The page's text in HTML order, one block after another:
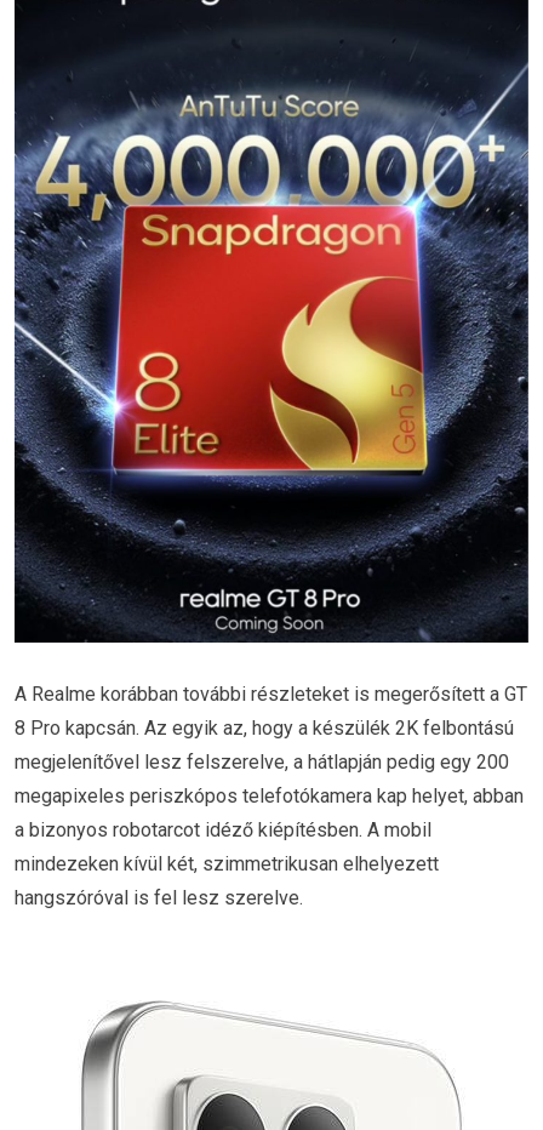
A Realme korábban további részleteket is megerősített a GT
8 Pro kapcsán. Az egyik az, hogy a készülék 2K felbontású
megjelenítővel lesz felszerelve, a hátlapján pedig egy 200
megapixeles periszkópos telefotókamera kap helyet, abban
a bizonyos robotarcot idéző kiépítésben. A mobil
mindezeken kívül két, szimmetrikusan elhelyezett
hangszóróval is fel lesz szerelve.